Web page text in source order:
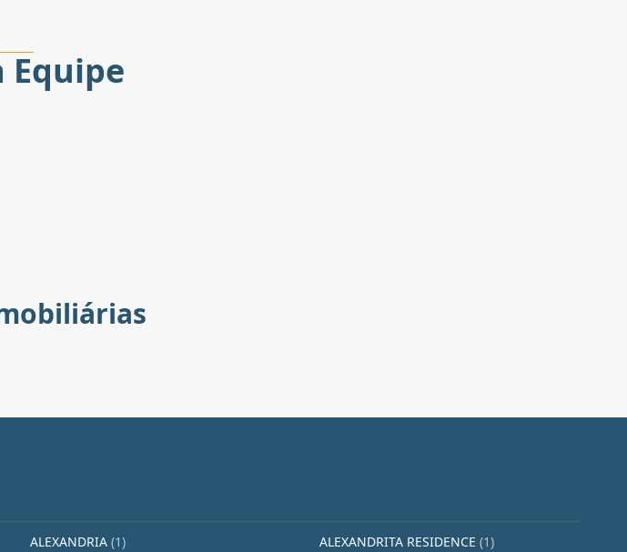
Equipe
ALEXANDRIA (1) ALEXANDRITA RESIDENCE (1)